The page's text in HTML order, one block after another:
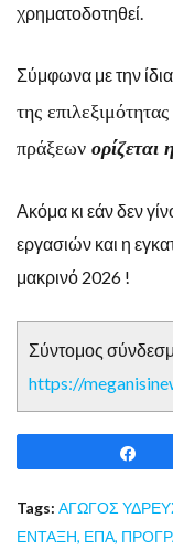
χρηματοδοτηθεί.
Σύμφωνα με την
της
πράξεων ορίζεται
Ακόμα κι εάν δεν
εργασιών και η
μακρινό 2026 !
Σύντομος
https://
Tags: ΑΓΩΓΟΣ
ΕΝΤΑΞΗ, ΕΠΑ,